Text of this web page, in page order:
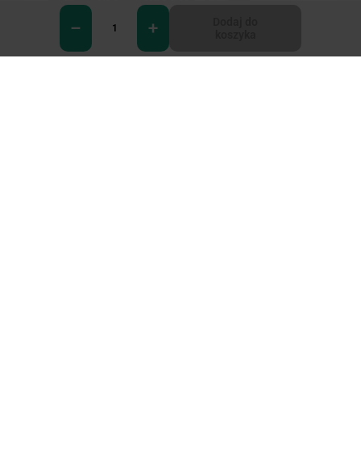
VET PLANET Sp. z o.o.